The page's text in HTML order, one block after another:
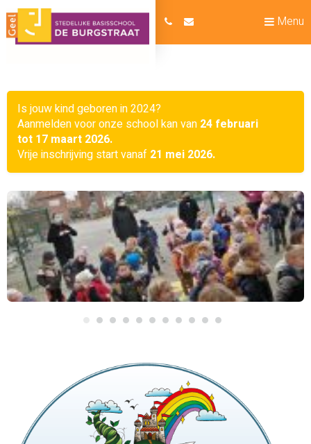
Menu
Is jouw kind geboren in 2024?
Aanmelden voor onze school kan van 24 februari
tot 17 maart 2026.
Vrije inschrijving start vanaf 21 mei 2026.